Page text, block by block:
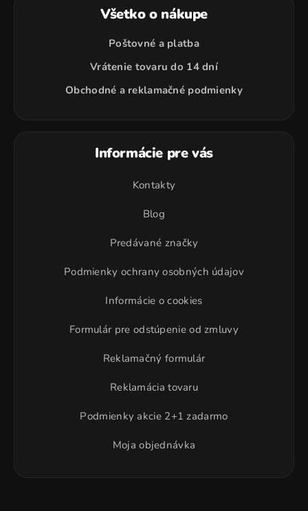
Všetko o nákupe
Poštovné a platba
Vrátenie tovaru do 14 dní
Obchodné a reklamačné podmienky
Informácie pre vás
Kontakty
Blog
Predávané značky
Podmienky ochrany osobných údajov
Informácie o cookies
Formulár pre odstúpenie od zmluvy
Reklamačný formulár
Reklamácia tovaru
Podmienky akcie 2+1 zadarmo
Moja objednávka